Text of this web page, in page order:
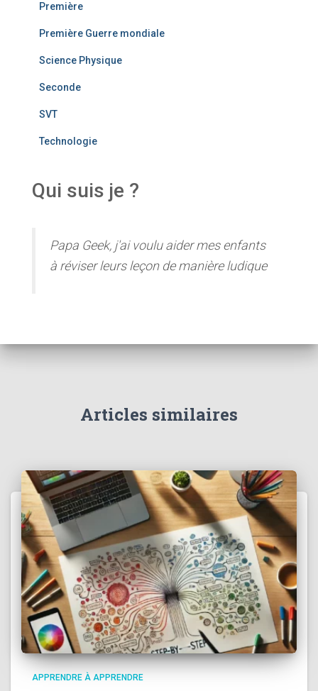
Première
Première Guerre mondiale
Science Physique
Seconde
SVT
Technologie
Qui suis je ?
Papa Geek, j'ai voulu aider mes enfants
à réviser leurs leçon de manière ludique
Articles similaires
APPRENDRE À APPRENDRE